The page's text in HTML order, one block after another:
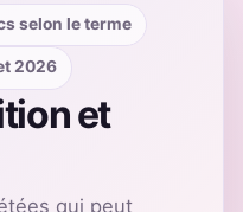
selon le terme
2026
et
qui peut